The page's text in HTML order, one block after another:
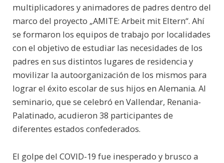
multiplicadores y animadores de padres dentro del
marco del proyecto „AMITE: Arbeit mit Eltern“. Ahí
se formaron los equipos de trabajo por localidades
con el objetivo de estudiar las necesidades de los
padres en sus distintos lugares de residencia y
movilizar la autoorganización de los mismos para
lograr el éxito escolar de sus hijos en Alemania. Al
seminario, que se celebró en Vallendar, Renania-
Palatinado, acudieron 38 participantes de
diferentes estados confederados.
El golpe del COVID-19 fue inesperado y brusco a